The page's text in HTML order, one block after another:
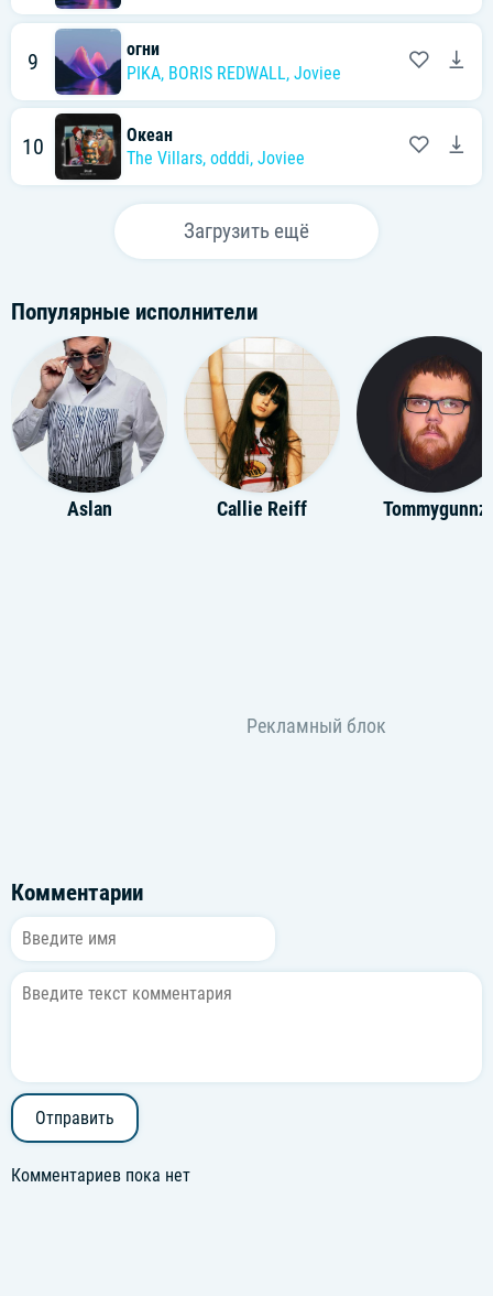
9
огни
PIKA, BORIS REDWALL, Joviee
10
Океан
The Villars, odddi, Joviee
Загрузить ещё
Популярные исполнители
Aslan Callie Reiff Tommygunnz
Комментарии
Отправить
Комментариев пока нет